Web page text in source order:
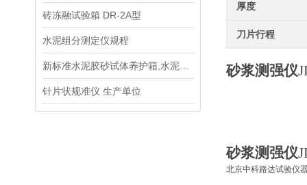
砖冻融试验箱 DR-2A型
水泥组分测定仪规程
针片状规准仪 生产单位
厚度
刀片行程
砂浆测强仪
砂浆测强仪
北京中科路达试验仪